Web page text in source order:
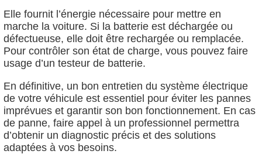
Elle fournit l’énergie nécessaire pour mettre en
marche la voiture. Si la batterie est déchargée ou
défectueuse, elle doit être rechargée ou remplacée.
Pour contrôler son état de charge, vous pouvez faire
usage d’un testeur de batterie.
En définitive, un bon entretien du système électrique
de votre véhicule est essentiel pour éviter les pannes
imprévues et garantir son bon fonctionnement. En cas
de panne, faire appel à un professionnel permettra
d’obtenir un diagnostic précis et des solutions
adaptées à vos besoins.